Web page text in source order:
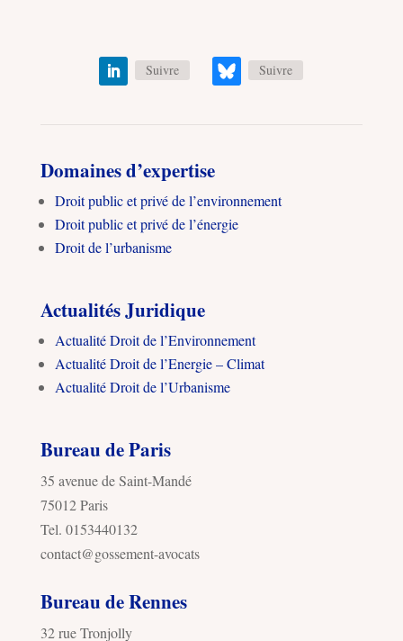
Suivre Suivre
Domaines d’expertise
Droit public et privé de l’environnement
Droit public et privé de l’énergie
Droit de l’urbanisme
Actualités Juridique
Actualité Droit de l’Environnement
Actualité Droit de l’Energie – Climat
Actualité Droit de l’Urbanisme
Bureau de Paris
35 avenue de Saint-Mandé
75012 Paris
Tel. 0153440132
contact@gossement-avocats
Bureau de Rennes
32 rue Tronjolly